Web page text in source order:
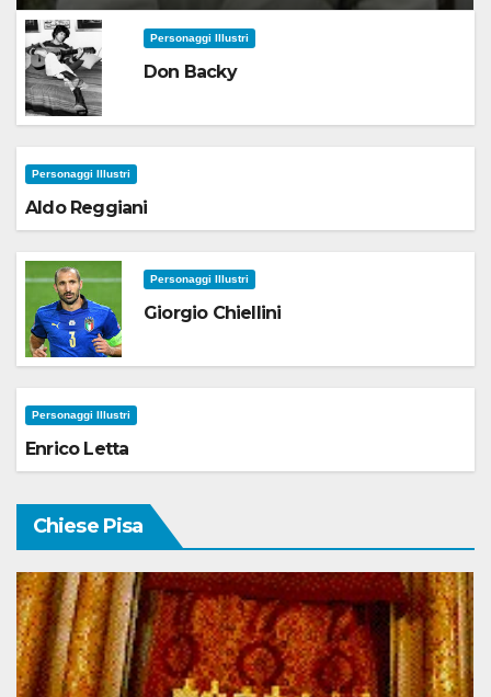
Personaggi Illustri
Don Backy
Personaggi Illustri
Aldo Reggiani
Personaggi Illustri
Giorgio Chiellini
Personaggi Illustri
Enrico Letta
Chiese Pisa